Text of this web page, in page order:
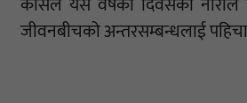
जीवनबीचको अन्तरसम्बन्धलाई